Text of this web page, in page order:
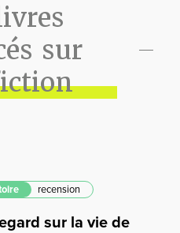
sur
recension
sur la vie de